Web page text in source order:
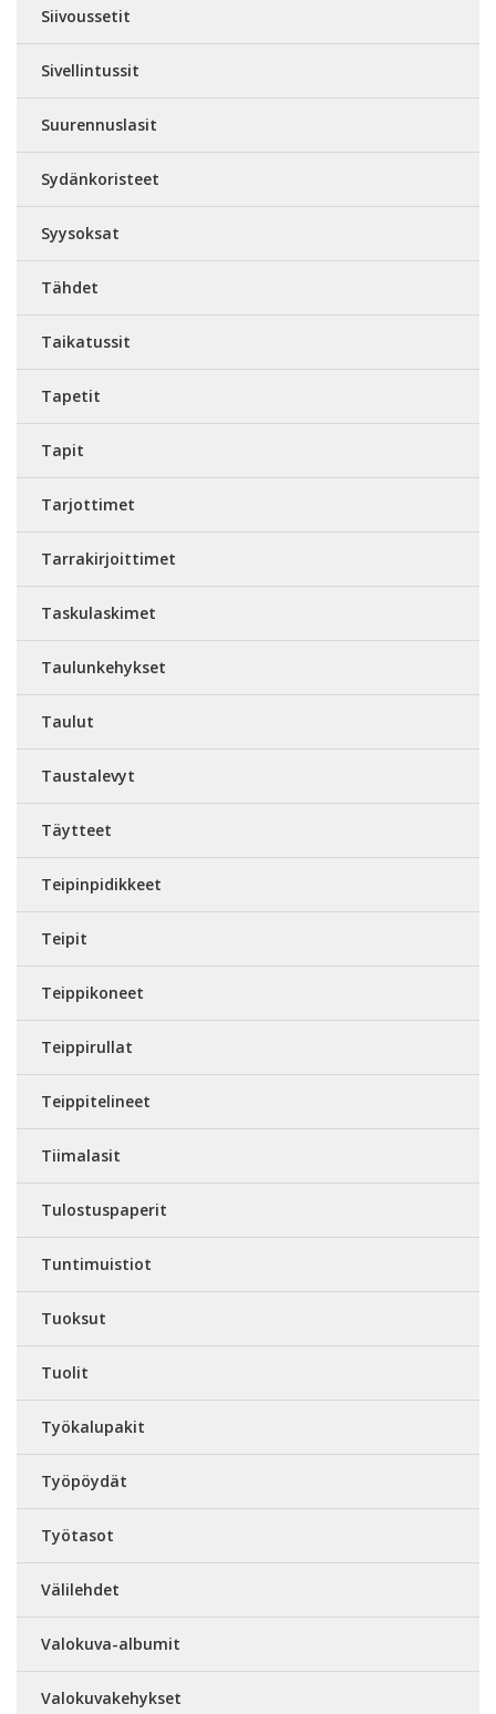
Siivoussetit
Sivellintussit
Suurennuslasit
Sydänkoristeet
Syysoksat
Tähdet
Taikatussit
Tapetit
Tapit
Tarjottimet
Tarrakirjoittimet
Taskulaskimet
Taulunkehykset
Taulut
Taustalevyt
Täytteet
Teipinpidikkeet
Teipit
Teippikoneet
Teippirullat
Teippitelineet
Tiimalasit
Tulostuspaperit
Tuntimuistiot
Tuoksut
Tuolit
Työkalupakit
Työpöydät
Työtasot
Välilehdet
Valokuva-albumit
Valokuvakehykset